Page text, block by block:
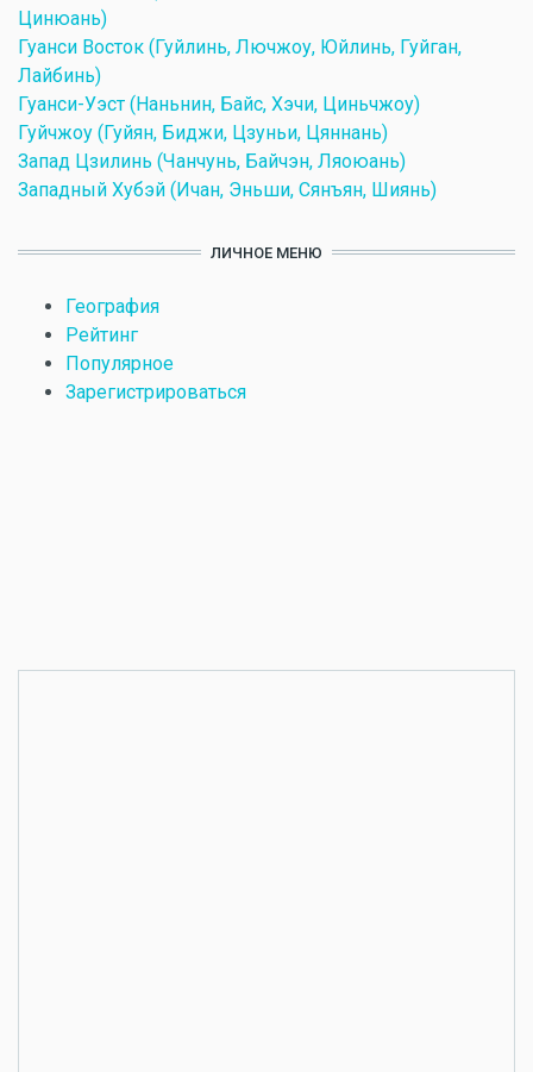
Цинюань)
Гуанси Восток (Гуйлинь, Лючжоу, Юйлинь, Гуйган,
Лайбинь)
Гуанси-Уэст (Наньнин, Байс, Хэчи, Циньчжоу)
Гуйчжоу (Гуйян, Биджи, Цзуньи, Цяннань)
Запад Цзилинь (Чанчунь, Байчэн, Ляоюань)
Западный Хубэй (Ичан, Эньши, Сянъян, Шиянь)
ЛИЧНОЕ МЕНЮ
География
Рейтинг
Популярное
Зарегистрироваться